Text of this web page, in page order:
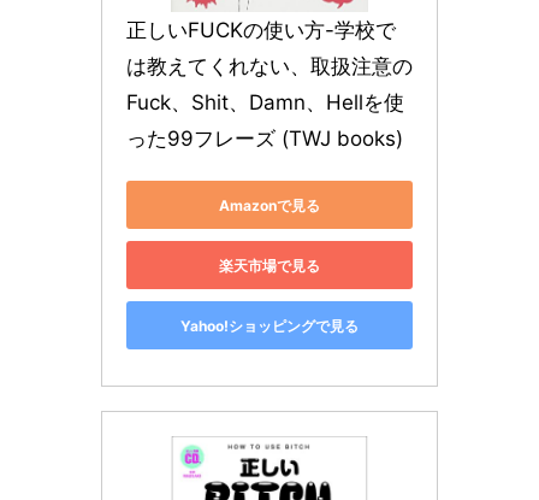
正しいFUCKの使い方-学校で
は教えてくれない、取扱注意の
Fuck、Shit、Damn、Hellを使
った99フレーズ (TWJ books)
Amazonで見る
楽天市場で見る
Yahoo!ショッピングで見る